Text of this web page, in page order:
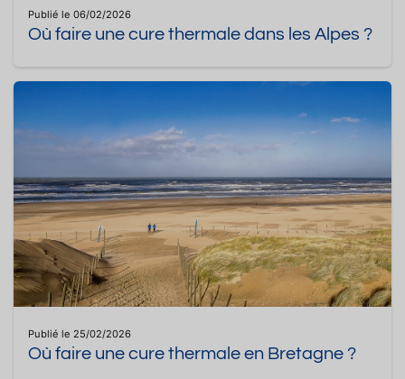
Publié le 06/02/2026
Où faire une cure thermale dans les Alpes ?
Publié le 25/02/2026
Où faire une cure thermale en Bretagne ?